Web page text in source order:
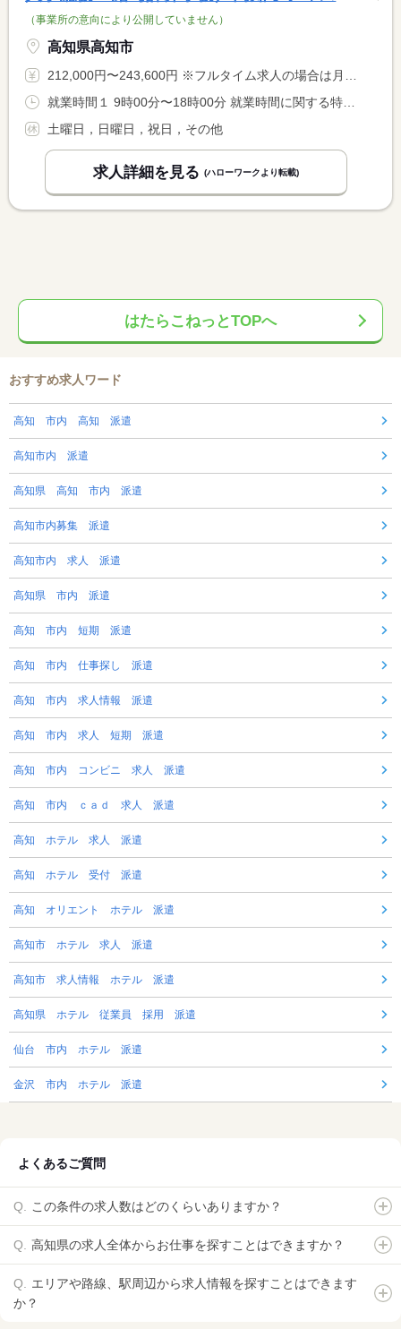
（事業所の意向により公開していません）
高知県高知市
212,000円〜243,600円 ※フルタイム求人の場合は月額（換算額）、パート求人の場合は時間額を表示しています。
土曜日，日曜日，祝日，その他
求人詳細を見る (ハローワークより転載)
はたらこねっとTOPへ
おすすめ求人ワード
高知 市内 高知 派遣
高知市内 派遣
高知県 高知 市内 派遣
高知市内募集 派遣
高知市内 求人 派遣
高知県 市内 派遣
高知 市内 短期 派遣
高知 市内 仕事探し 派遣
高知 市内 求人情報 派遣
高知 市内 求人 短期 派遣
高知 市内 コンビニ 求人 派遣
高知 市内 ｃａｄ 求人 派遣
高知 ホテル 求人 派遣
高知 ホテル 受付 派遣
高知 オリエント ホテル 派遣
高知市 ホテル 求人 派遣
高知市 求人情報 ホテル 派遣
高知県 ホテル 従業員 採用 派遣
仙台 市内 ホテル 派遣
金沢 市内 ホテル 派遣
よくあるご質問
この条件の求人数はどのくらいありますか？
高知県の求人全体からお仕事を探すことはできますか？
エリアや路線、駅周辺から求人情報を探すことはできます
か？